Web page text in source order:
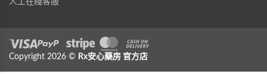
人工在綫客服
Visa PayPalStripe MasterCardCash On Delivery
Copyright 2026 © Rx安心藥房 官方店